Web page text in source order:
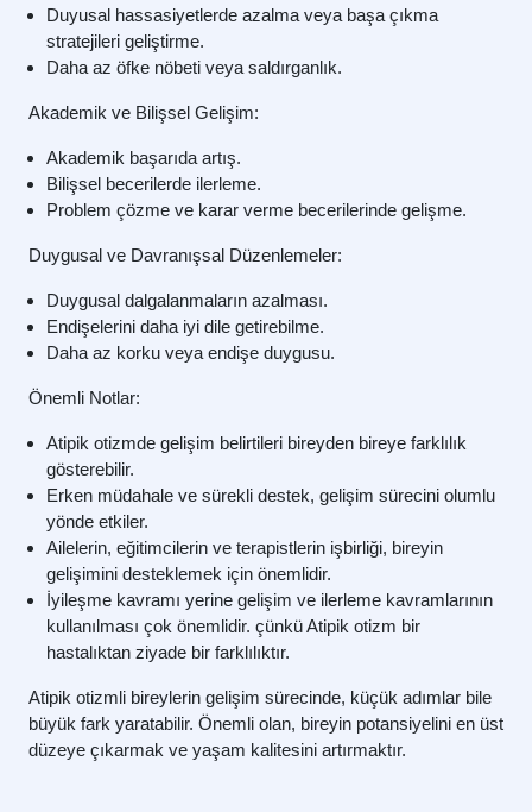
Duyusal hassasiyetlerde azalma veya başa çıkma
stratejileri geliştirme.
Daha az öfke nöbeti veya saldırganlık.
Akademik ve Bilişsel Gelişim:
Akademik başarıda artış.
Bilişsel becerilerde ilerleme.
Problem çözme ve karar verme becerilerinde gelişme.
Duygusal ve Davranışsal Düzenlemeler:
Duygusal dalgalanmaların azalması.
Endişelerini daha iyi dile getirebilme.
Daha az korku veya endişe duygusu.
Önemli Notlar:
Atipik otizmde gelişim belirtileri bireyden bireye farklılık
gösterebilir.
Erken müdahale ve sürekli destek, gelişim sürecini olumlu
yönde etkiler.
Ailelerin, eğitimcilerin ve terapistlerin işbirliği, bireyin
gelişimini desteklemek için önemlidir.
İyileşme kavramı yerine gelişim ve ilerleme kavramlarının
kullanılması çok önemlidir. çünkü Atipik otizm bir
hastalıktan ziyade bir farklılıktır.
Atipik otizmli bireylerin gelişim sürecinde, küçük adımlar bile
büyük fark yaratabilir. Önemli olan, bireyin potansiyelini en üst
düzeye çıkarmak ve yaşam kalitesini artırmaktır.